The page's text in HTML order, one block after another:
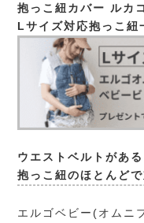
抱っこ紐カバー ルカ
Lサイズ対応抱っこ紐
ウエストベルトがある
抱っこ紐のほとんど
エルゴベビー(オムニ